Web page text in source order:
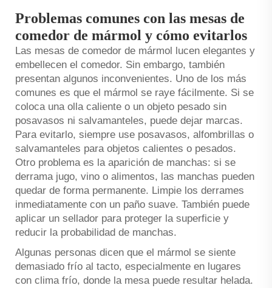
Problemas comunes con las mesas de
comedor de mármol y cómo evitarlos
Las mesas de comedor de mármol lucen elegantes y
embellecen el comedor. Sin embargo, también
presentan algunos inconvenientes. Uno de los más
comunes es que el mármol se raye fácilmente. Si se
coloca una olla caliente o un objeto pesado sin
posavasos ni salvamanteles, puede dejar marcas.
Para evitarlo, siempre use posavasos, alfombrillas o
salvamanteles para objetos calientes o pesados.
Otro problema es la aparición de manchas: si se
derrama jugo, vino o alimentos, las manchas pueden
quedar de forma permanente. Limpie los derrames
inmediatamente con un paño suave. También puede
aplicar un sellador para proteger la superficie y
reducir la probabilidad de manchas.
Algunas personas dicen que el mármol se siente
demasiado frío al tacto, especialmente en lugares
con clima frío, donde la mesa puede resultar helada.